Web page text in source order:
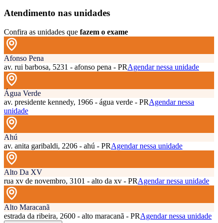
Atendimento nas unidades
Confira as unidades que fazem o exame
Afonso Pena
av. rui barbosa, 5231 - afonso pena - PRAgendar nessa unidade
Água Verde
av. presidente kennedy, 1966 - água verde - PRAgendar nessa
unidade
Ahú
av. anita garibaldi, 2206 - ahú - PRAgendar nessa unidade
Alto Da XV
rua xv de novembro, 3101 - alto da xv - PRAgendar nessa unidade
Alto Maracanã
estrada da ribeira, 2600 - alto maracanã - PRAgendar nessa unidade